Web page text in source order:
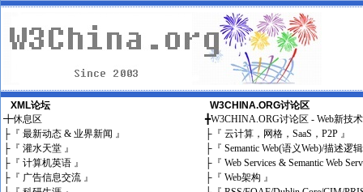
XML论坛
╋休息区
├ 『 最新动态 & 业界新闻 』
├ 『 灌水天堂 』
├ 『 计算机英语 』
├ 『 广告信息交流 』
W3CHINA.ORG讨论区
╋W3CHINA.ORG讨论区 - Web新技
├ 『 云计算，网格，SaaS，P2P 』
├ 『 Semantic Web(语义Web)/描述逻
├ 『 Web Services & Semantic Web
├ 『 Web架构 』